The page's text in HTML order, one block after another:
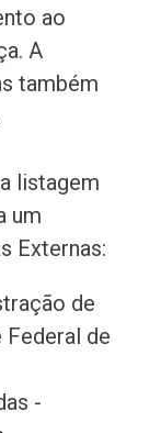
ao
A
também
listagem
um
Externas:
de
Federal de
-